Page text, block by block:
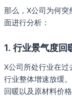
那么，X公司为何
面进行分析：
1. 行业景气度回
X公司所处行业在过
行业整体增速放缓
回暖以及原材料价